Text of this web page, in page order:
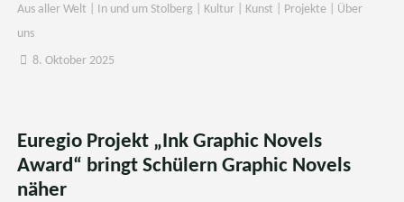
Aus aller Welt In und um Stolberg Kultur Kunst Projekte Über
uns
8. Oktober 2025
Euregio Projekt „Ink Graphic Novels
Award“ bringt Schülern Graphic Novels
näher